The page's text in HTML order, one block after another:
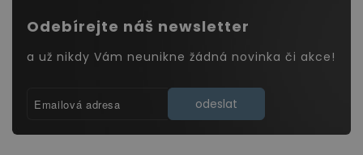
Odebírejte náš newsletter
a už nikdy Vám neunikne žádná novinka či akce!
odeslat